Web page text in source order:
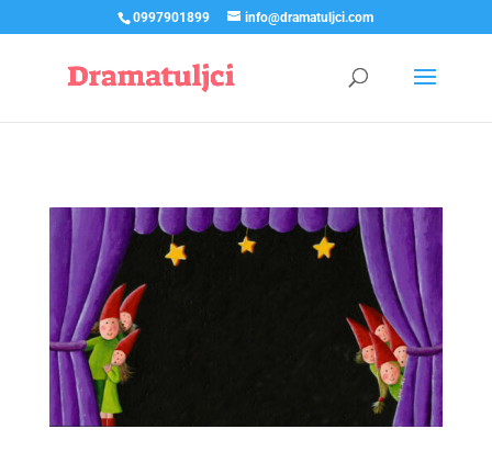
0997901899 info@dramatuljci.com